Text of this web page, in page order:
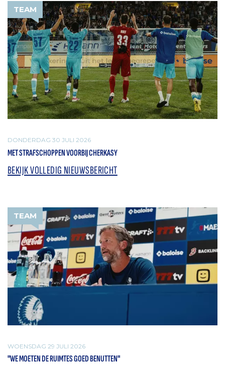
TEAM
DONDERDAG 30 JULI 2026
MET STRAFSCHOPPEN VOORBIJ CHERKASY
BEKIJK VOLLEDIG NIEUWSBERICHT
TEAM
WOENSDAG 29 JULI 2026
"WE MOETEN DE RUIMTES GOED BENUTTEN"